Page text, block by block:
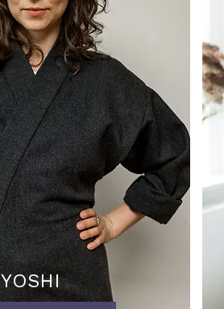
YOSHI